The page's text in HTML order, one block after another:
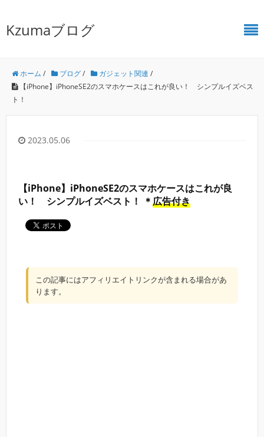
Kzumaブログ
ホーム / ブログ/ ガジェット関連 /
【iPhone】iPhoneSE2のスマホケースはこれが良い！ シンプルイズベス
ト！
2023.05.06
【iPhone】iPhoneSE2のスマホケースはこれが良
い！ シンプルイズベスト！ ＊広告付き
この記事にはアフィリエイトリンクが含まれる場合があ
ります。